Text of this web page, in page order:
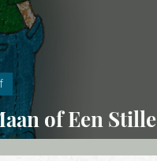
of Een Stille